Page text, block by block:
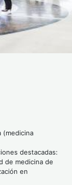
(medicina
destacadas:
de medicina de
en